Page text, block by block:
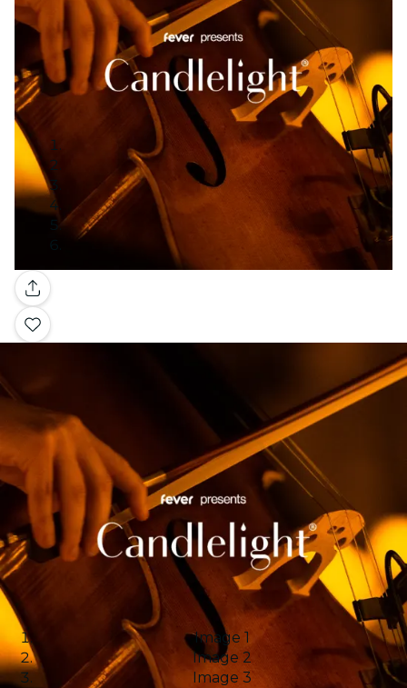
Galleria
Image 1
Image 2
Image 3